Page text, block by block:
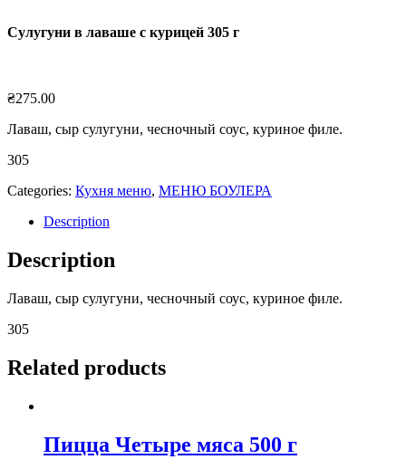
Сулугуни в лаваше с курицей 305 г
₴275.00
Лаваш, сыр сулугуни, чесночный соус, куриное филе.
305
Categories: Кухня меню, МЕНЮ БОУЛЕРА
Description
Description
Лаваш, сыр сулугуни, чесночный соус, куриное филе.
305
Related products
Пицца Четыре мяса 500 г